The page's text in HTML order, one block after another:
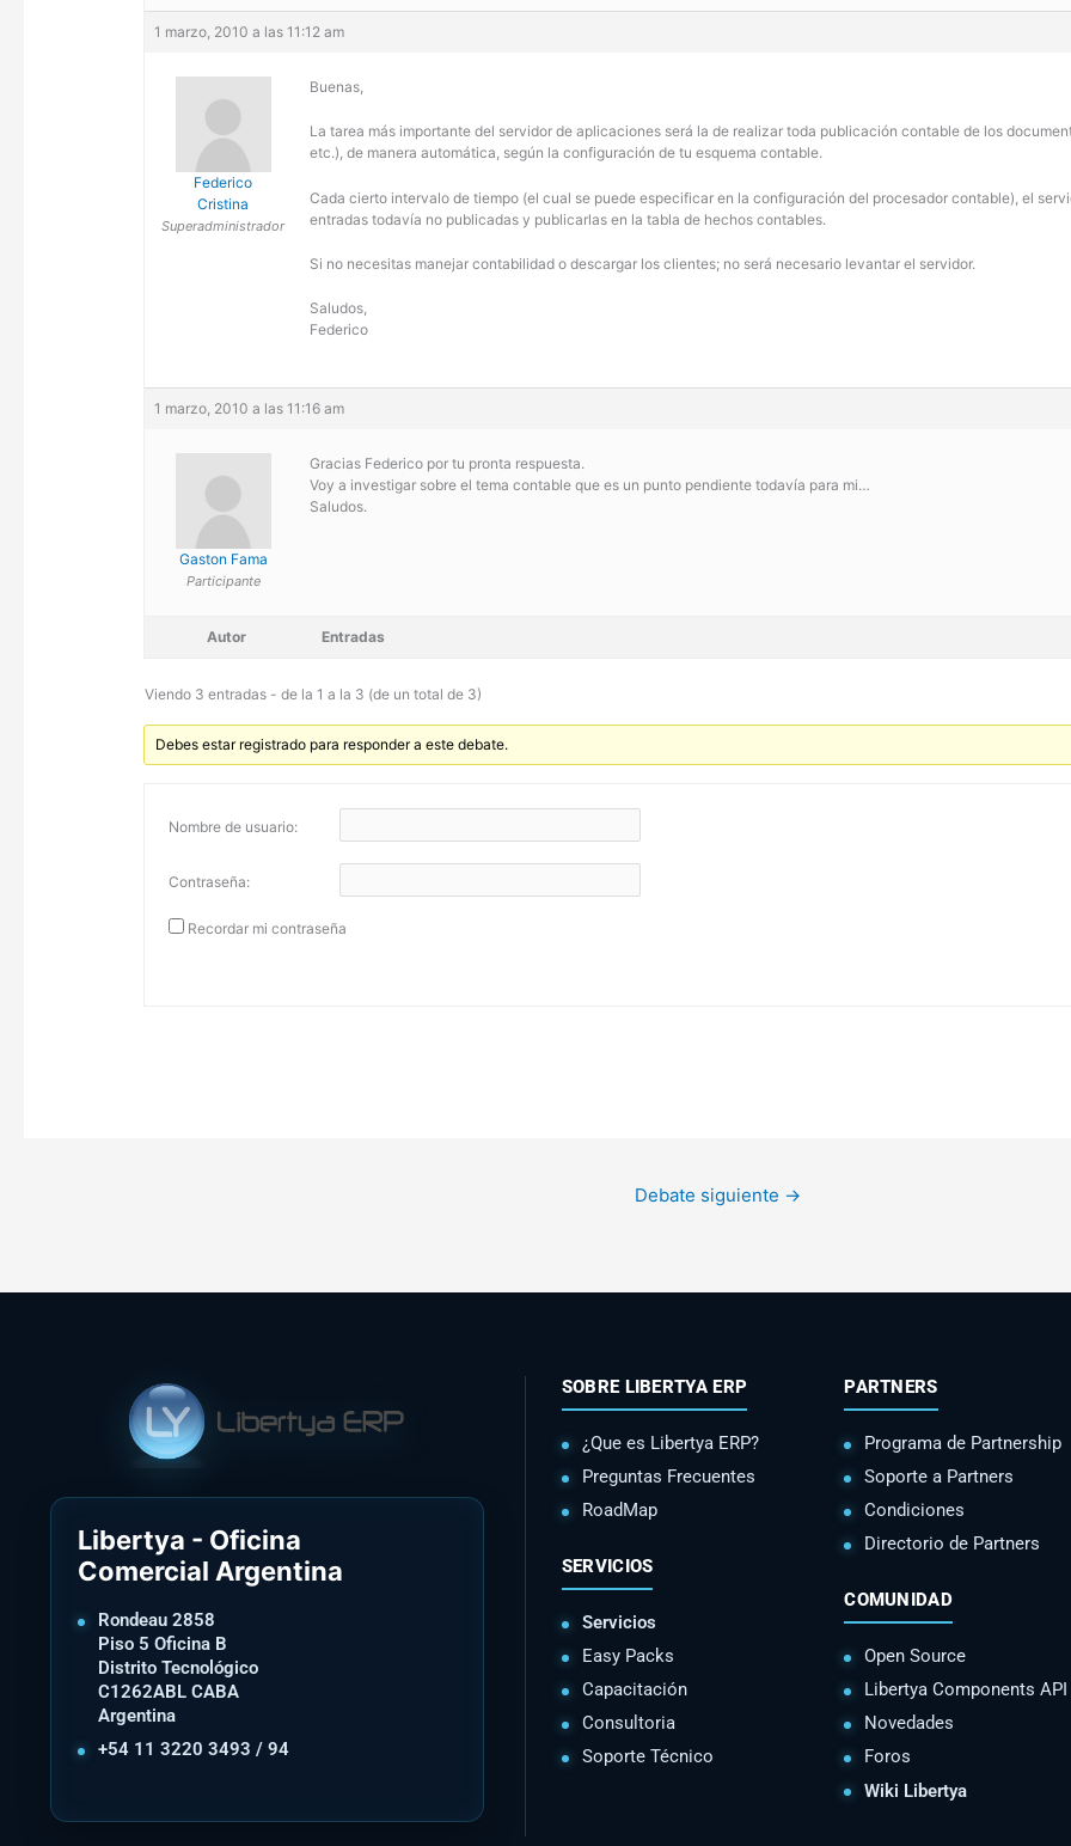
1 marzo, 2010 a las 11:12 am
Federico
Cristina
Superadministrador
Buenas,
La tarea más importante del servidor de aplicaciones será la de realizar toda publicación contable de los
etc.), de manera automática, según la configuración de tu esquema contable.
Cada cierto intervalo de tiempo (el cual se puede especificar en la configuración del procesador contable), el
entradas todavía no publicadas y publicarlas en la tabla de hechos contables.
Si no necesitas manejar contabilidad o descargar los clientes; no será necesario levantar el servidor.
Saludos,
Federico
1 marzo, 2010 a las 11:16 am
Gaston Fama
Participante
Gracias Federico por tu pronta respuesta.
Voy a investigar sobre el tema contable que es un punto pendiente todavía para mi…
Saludos.
Autor Entradas
Viendo 3 entradas - de la 1 a la 3 (de un total de 3)
Debes estar registrado para responder a este debate.
Nombre de usuario:
Contraseña:
Recordar mi contraseña
Debate siguiente →
Libertya - Oficina
Comercial Argentina
Rondeau 2858
Piso 5 Oficina B
Distrito Tecnológico
C1262ABL CABA
Argentina
+54 11 3220 3493 / 94
SOBRE LIBERTYA ERP
¿Que es Libertya ERP?
Preguntas Frecuentes
RoadMap
SERVICIOS
Servicios
Easy Packs
Capacitación
Consultoria
Soporte Técnico
PARTNERS
Programa de Partnership
Soporte a Partners
Condiciones
Directorio de Partners
COMUNIDAD
Open Source
Libertya Components API
Novedades
Foros
Wiki Libertya